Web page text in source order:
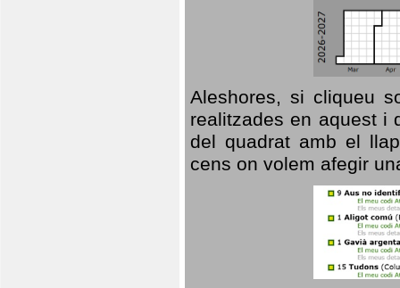
Aleshores, si cliqueu
realitzades en aquest i
del quadrat amb el
cens on volem afegir